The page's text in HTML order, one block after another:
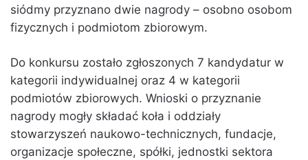
siódmy przyznano dwie nagrody – osobno osobom
fizycznych i podmiotom zbiorowym.
Do konkursu zostało zgłoszonych 7 kandydatur w
kategorii indywidualnej oraz 4 w kategorii
podmiotów zbiorowych. Wnioski o przyznanie
nagrody mogły składać koła i oddziały
stowarzyszeń naukowo-technicznych, fundacje,
organizacje społeczne, spółki, jednostki sektora